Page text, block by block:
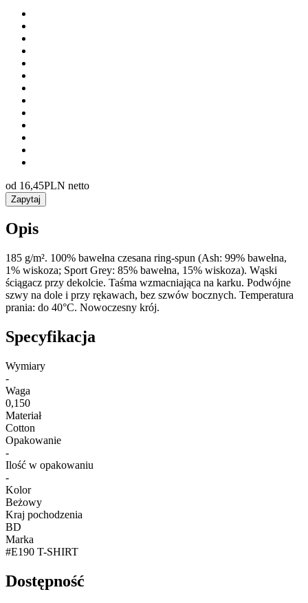
od 16,45PLN netto
Zapytaj
Opis
185 g/m². 100% bawełna czesana ring-spun (Ash: 99% bawełna,
1% wiskoza; Sport Grey: 85% bawełna, 15% wiskoza). Wąski
ściągacz przy dekolcie. Taśma wzmacniająca na karku. Podwójne
szwy na dole i przy rękawach, bez szwów bocznych. Temperatura
prania: do 40°C. Nowoczesny krój.
Specyfikacja
Wymiary
-
Waga
0,150
Materiał
Cotton
Opakowanie
-
Ilość w opakowaniu
-
Kolor
Beżowy
Kraj pochodzenia
BD
Marka
#E190 T-SHIRT
Dostępność